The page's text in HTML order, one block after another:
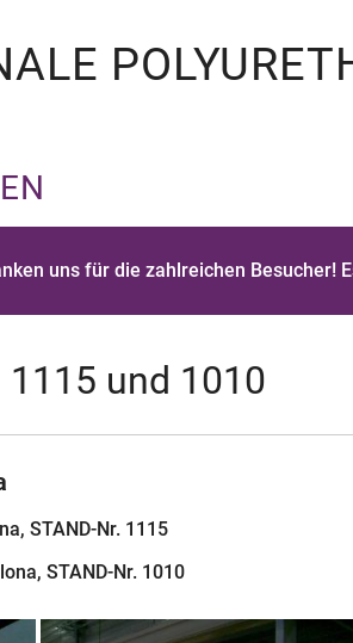
uns für die zahlreichen Besucher!
1115 und 1010
STAND-Nr. 1115
STAND-Nr. 1010